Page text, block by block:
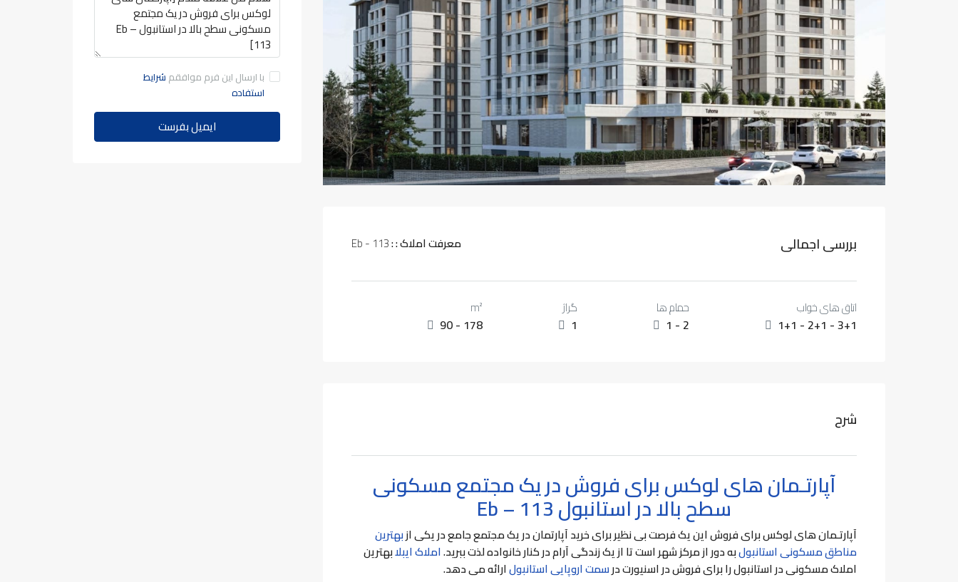
بررسی اجمالی معرفت املاک : :
1+1 - 2+1 - 3+1
اتاق های خواب
1 - 2
حمام ها
1
گراژ
90 - 178
m²
شرح
آپارتـمان های لوکس برای فروش در یک مجتمع مسکونی
سطح بالا در استانبولEb – 113
آپارتـمان های لوکس برای فروش این یک فرصت بی نظیر برای خرید آپارتمان در یک مجتمع جامع در یکی ازبهترین
مناطق مسکونی استانبولبه دور از مرکز شهر است تا از یک زندگی آرام در کنار خانواده لذت ببرید.املاک ايبلابهترين
املاک مسکونی در استانبول را برای فروش در اسنیورت درسمت اروپایی استانبولارائه می دهد.
با ارسال این فرم موافقم شرایط
استفاده
ایمیل بفرست